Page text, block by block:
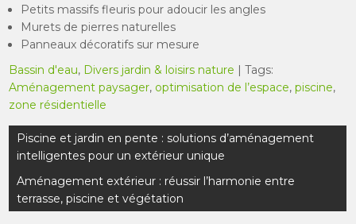
Petits massifs fleuris pour adoucir les angles
Murets de pierres naturelles
Panneaux décoratifs sur mesure
Bassin d'eau, Divers jardin & loisirs nature | Tags:
Aménagement paysager, optimisation de l’espace,piscine,
zone résidentielle
Navigation
de
l’article
Piscine et jardin en pente : solutions d’aménagement
intelligentes pour un extérieur unique
Aménagement extérieur : réussir l’harmonie entre
terrasse, piscine et végétation